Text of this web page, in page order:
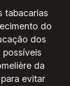
tabacarias
do
dos
possíveis
da
evitar